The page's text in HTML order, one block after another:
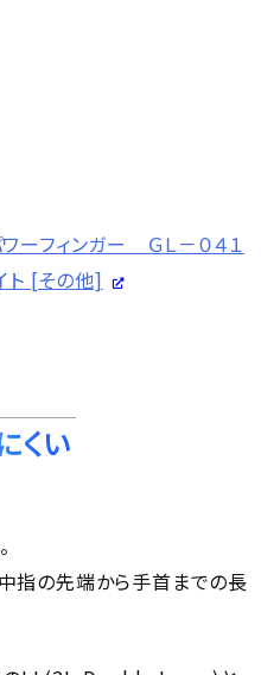
フィンガー ＧＬ－０４１
[その他]
くい
中指の先端から手首までの長